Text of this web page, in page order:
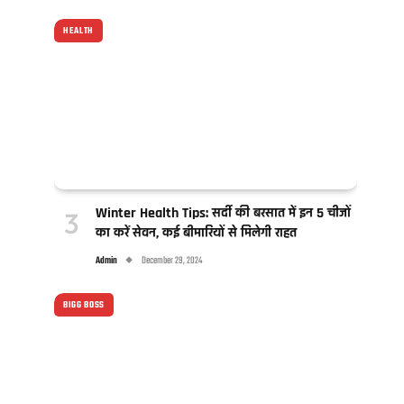
HEALTH
Winter Health Tips: सर्दी की बरसात में इन 5 चीजों
का करें सेवन, कई बीमारियों से मिलेगी राहत
Admin December 29, 2024
BIGG BOSS